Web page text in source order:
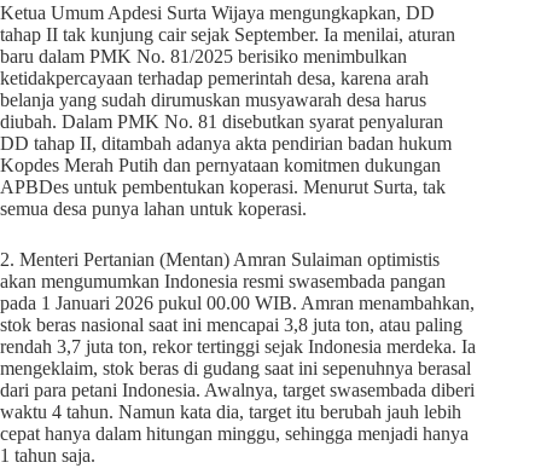
Ketua Umum Apdesi Surta Wijaya mengungkapkan, DD
tahap II tak kunjung cair sejak September. Ia menilai, aturan
baru dalam PMK No. 81/2025 berisiko menimbulkan
ketidakpercayaan terhadap pemerintah desa, karena arah
belanja yang sudah dirumuskan musyawarah desa harus
diubah. Dalam PMK No. 81 disebutkan syarat penyaluran
DD tahap II, ditambah adanya akta pendirian badan hukum
Kopdes Merah Putih dan pernyataan komitmen dukungan
APBDes untuk pembentukan koperasi. Menurut Surta, tak
semua desa punya lahan untuk koperasi.
2. Menteri Pertanian (Mentan) Amran Sulaiman optimistis
akan mengumumkan Indonesia resmi swasembada pangan
pada 1 Januari 2026 pukul 00.00 WIB. Amran menambahkan,
stok beras nasional saat ini mencapai 3,8 juta ton, atau paling
rendah 3,7 juta ton, rekor tertinggi sejak Indonesia merdeka. Ia
mengeklaim, stok beras di gudang saat ini sepenuhnya berasal
dari para petani Indonesia. Awalnya, target swasembada diberi
waktu 4 tahun. Namun kata dia, target itu berubah jauh lebih
cepat hanya dalam hitungan minggu, sehingga menjadi hanya
1 tahun saja.